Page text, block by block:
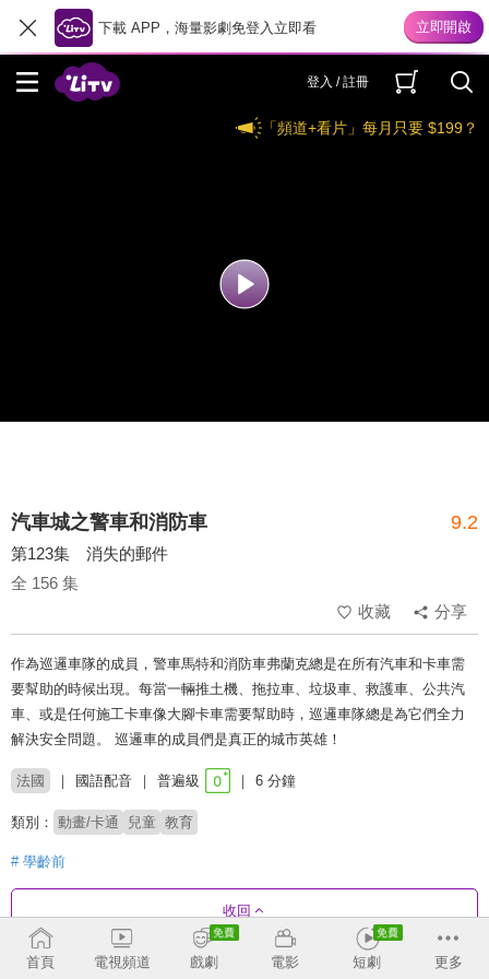
下載 APP，海量影劇免登入立即看
登入 / 註冊
「頻道+看片」每月只要 $199？
汽車城之警車和消防車 9.2
第123集 消失的郵件
全 156 集
收藏
分享
作為巡邏車隊的成員，警車馬特和消防車弗蘭克總是在所有汽車和卡車需
要幫助的時候出現。每當一輛推土機、拖拉車、垃圾車、救護車、公共汽
車、或是任何施工卡車像大腳卡車需要幫助時，巡邏車隊總是為它們全力
解決安全問題。 巡邏車的成員們是真正的城市英雄！
法國 國語配音 普遍級 6 分鐘
類別： 動畫/卡通 兒童 教育
# 學齡前
收回
首頁 電視頻道 戲劇 電影 短劇 更多